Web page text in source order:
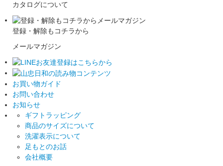
カタログについて
登録・解除もコチラから
メールマガジン
お買い物ガイド
お問い合わせ
お知らせ
ギフトラッピング
商品のサイズについて
洗濯表示について
足もとのお話
会社概要